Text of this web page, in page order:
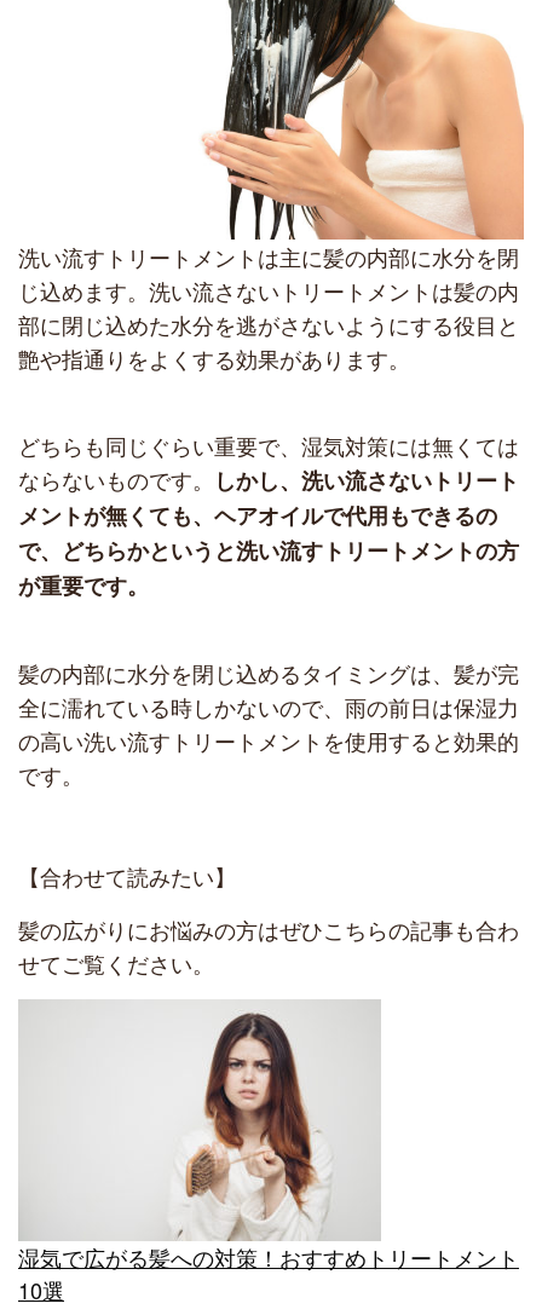
洗い流すトリートメントは主に髪の内部に水分を閉
じ込めます。洗い流さないトリートメントは髪の内
部に閉じ込めた水分を逃がさないようにする役目と
艶や指通りをよくする効果があります。
どちらも同じぐらい重要で、湿気対策には無くては
ならないものです。
しかし、洗い流さないトリート
メントが無くても、ヘアオイルで代用もできるの
で、どちらかというと洗い流すトリートメントの方
が重要です。
髪の内部に水分を閉じ込めるタイミングは、髪が完
全に濡れている時しかないので、雨の前日は保湿力
の高い洗い流すトリートメントを使用すると効果的
です。
【合わせて読みたい】
髪の広がりにお悩みの方はぜひこちらの記事も合わ
せてご覧ください。
湿気で広がる髪への対策！おすすめトリートメント
10選